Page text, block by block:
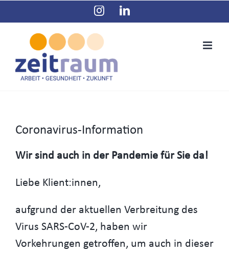
Inhalt
springen
InstagramLinkedIn
Coronavirus-Information
Wir sind auch in der Pandemie für Sie da!
Liebe Klient:innen,
aufgrund der aktuellen Verbreitung des
Virus SARS-CoV-2, haben wir
Vorkehrungen getroffen, um auch in dieser